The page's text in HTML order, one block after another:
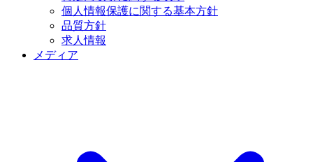
個人情報保護に関する基本方針
品質方針
求人情報
メディア